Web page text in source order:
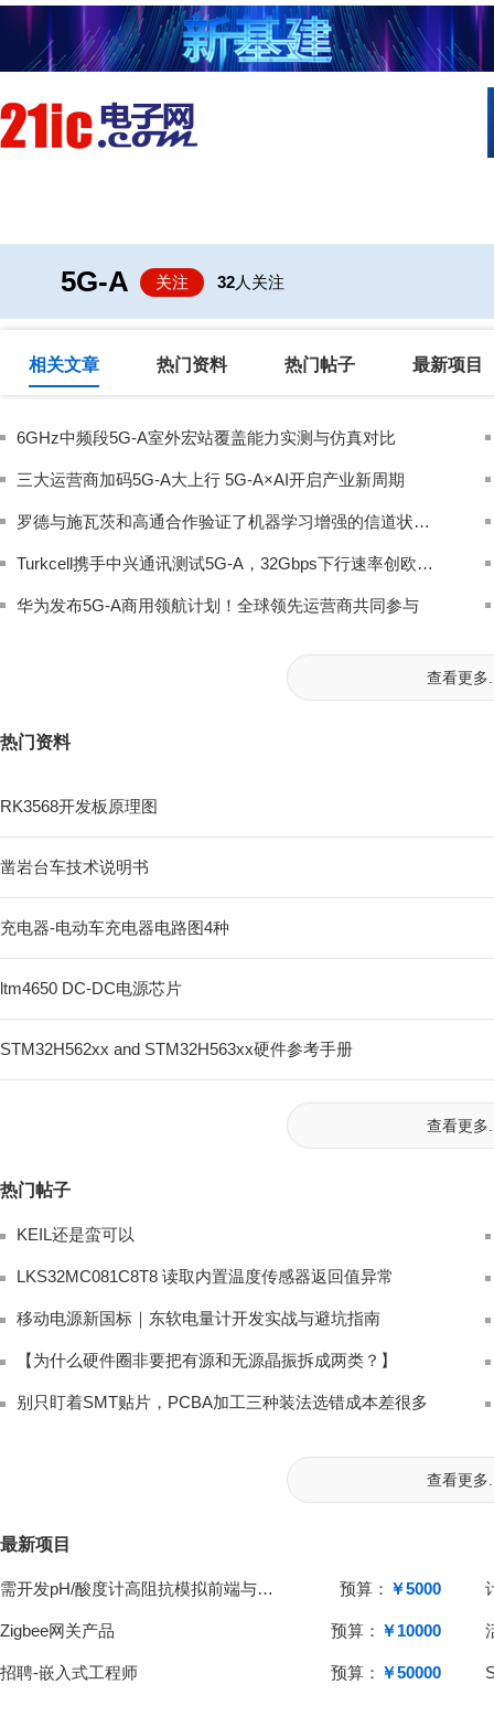
5G-A 关注 32人关注
相关文章 热门资料 热门帖子 最新项目
6GHz中频段5G-A室外宏站覆盖能力实测与仿真对比
三大运营商加码5G-A大上行 5G-A×AI开启产业新周期
罗德与施瓦茨和高通合作验证了机器学习增强的信道状态信息反馈技术，为5G-A的推进提供了重要支持
Turkcell携手中兴通讯测试5G-A，32Gbps下行速率创欧洲新高
华为发布5G-A商用领航计划！全球领先运营商共同参与
查看更多
热门资料
RK3568开发板原理图
凿岩台车技术说明书
充电器-电动车充电器电路图4种
ltm4650 DC-DC电源芯片
STM32H562xx and STM32H563xx硬件参考手册
查看更多
热门帖子
KEIL还是蛮可以
LKS32MC081C8T8 读取内置温度传感器返回值异常
移动电源新国标｜东软电量计开发实战与避坑指南
【为什么硬件圈非要把有源和无源晶振拆成两类？】
别只盯着SMT贴片，PCBA加工三种装法选错成本差很多
查看更多
最新项目
需开发pH/酸度计高阻抗模拟前端与单片机系统 预算： ￥5000
Zigbee网关产品 预算： ￥10000
招聘-嵌入式工程师 预算： ￥50000